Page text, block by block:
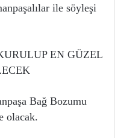
ile söyleşi
EN GÜZEL
Bağ Bozumu
olacak.